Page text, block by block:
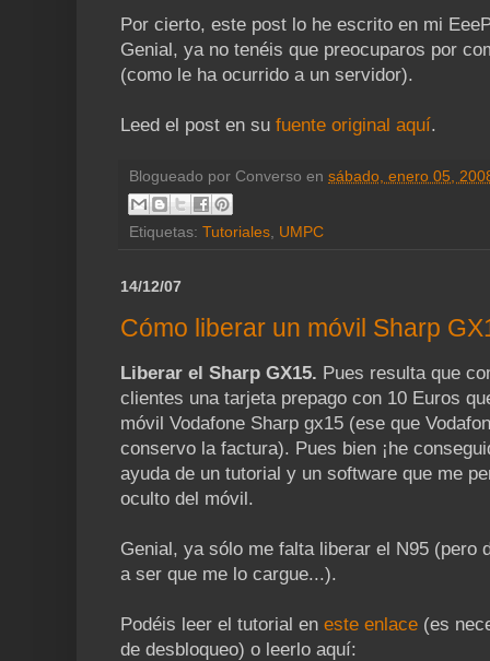
Por cierto, este post lo he escrito en mi
Genial, ya no tenéis que preocuparos por
(como le ha ocurrido a un servidor).
Leed el post en su fuente original aquí.
Blogueado por Converso en sábado, enero 05,
Etiquetas: Tutoriales, UMPC
14/12/07
Cómo liberar un móvil Sharp
Liberar el Sharp GX15. Pues resulta que
clientes una tarjeta prepago con 10 Euros
móvil Vodafone Sharp gx15 (ese que
conservo la factura). Pues bien ¡he
ayuda de un tutorial y un software que me
oculto del móvil.
Genial, ya sólo me falta liberar el N95 (pero
a ser que me lo cargue...).
Podéis leer el tutorial en este enlace (es
de desbloqueo) o leerlo aquí: